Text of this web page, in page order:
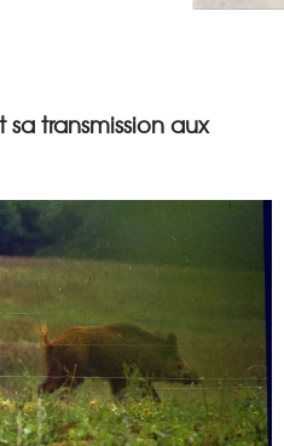
transmission aux